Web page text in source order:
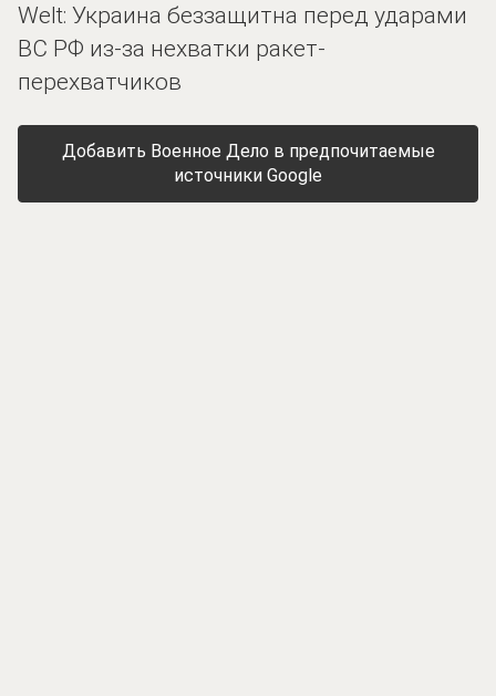
Welt: Украина беззащитна перед ударами
ВС РФ из-за нехватки ракет-
перехватчиков
Добавить Военное Дело в предпочитаемые
источники Google